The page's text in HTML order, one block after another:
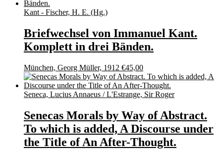
Kant - Fischer, H. E. (Hg.)
Briefwechsel von Immanuel Kant.
Komplett in drei Bänden.
München, Georg Müller, 1912 €45,00
Seneca, Lucius Annaeus / L'Estrange, Sir Roger
Senecas Morals by Way of Abstract.
To which is added, A Discourse under
the Title of An After-Thought.